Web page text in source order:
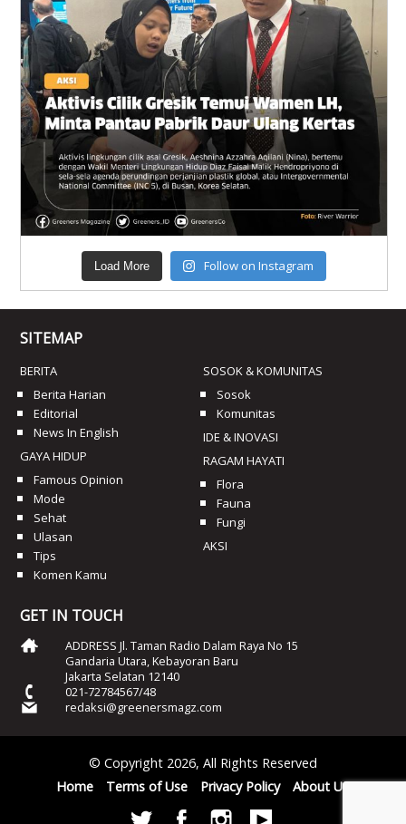
Load More Follow on Instagram
SITEMAP
BERITA
Berita Harian
Editorial
News In English
GAYA HIDUP
Famous Opinion
Mode
Sehat
Ulasan
Tips
Komen Kamu
SOSOK & KOMUNITAS
Sosok
Komunitas
IDE & INOVASI
RAGAM HAYATI
Flora
Fauna
Fungi
AKSI
GET IN TOUCH
ADDRESS Jl. Taman Radio Dalam Raya No 15
Gandaria Utara, Kebayoran Baru
Jakarta Selatan 12140
021-72784567/48
redaksi@greenersmagz.com
© Copyright 2026, All Rights Reserved
Home
Terms of Use Privacy Policy About Us